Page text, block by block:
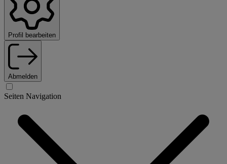
Profil bearbeiten
Abmelden
Seiten Navigation